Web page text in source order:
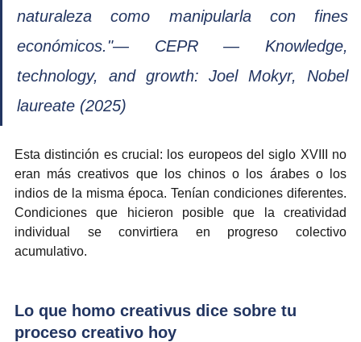
naturaleza como manipularla con fines
económicos."— CEPR — Knowledge,
technology, and growth: Joel Mokyr, Nobel
laureate (2025)
Esta distinción es crucial: los europeos del siglo XVIII no
eran más creativos que los chinos o los árabes o los
indios de la misma época. Tenían condiciones diferentes.
Condiciones que hicieron posible que la creatividad
individual se convirtiera en progreso colectivo
acumulativo.
Lo que homo creativus dice sobre tu
proceso creativo hoy